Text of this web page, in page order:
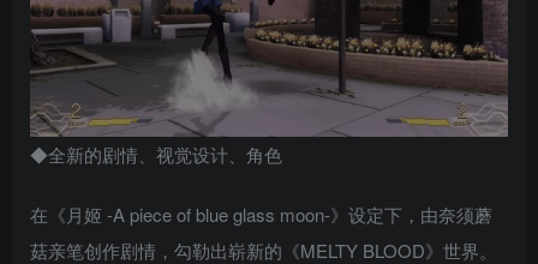
◆全新的剧情、视觉设计、角色
在《月姬 -A piece of blue glass moon-》设定下，由奈须蘑
菇亲笔创作剧情，勾勒出崭新的《MELTY BLOOD》世界。